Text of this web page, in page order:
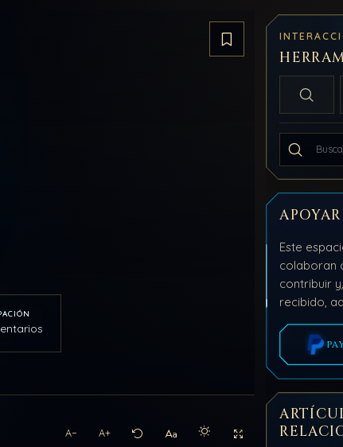
Guardar artículo
A− A+
Activar modo claro de lectura
Sin distracciones
Buscar en
Este
colaboran
contribuir
recibido,